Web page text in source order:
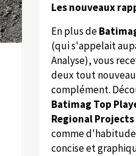
Les nouveaux
En plus de
(qui s'appelait
Analyse), vous
deux tout
complément.
Batimag Top
Regional Projects
comme
concise et